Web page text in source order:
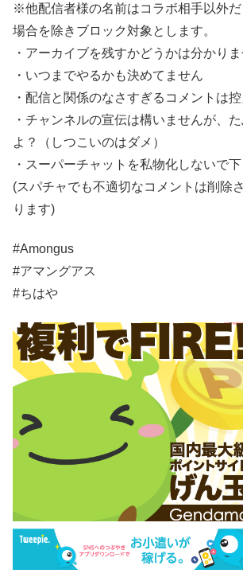
※他配信者様の名前はコラボ相手以外
場合を除きブロック対象とします。
・アーカイブを残すかどうかは分かり
・いつまでやるかも決めてません
・配信と関係のなさすぎるコメントは
・チャンネルの宣伝は構いませんが、
よ？（しつこいのはダメ）
・スーパーチャットを私物化しないで
(スパチャでも不適切なコメントは削除
ります)
#Amongus
#アマングアス
#ちはや